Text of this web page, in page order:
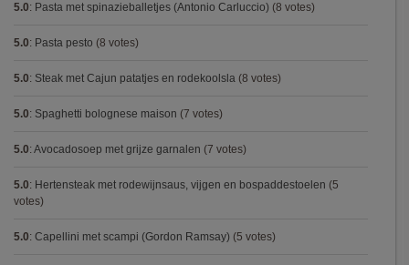
5.0: Pasta met spinazieballetjes (Antonio Carluccio) (8 votes)
5.0: Pasta pesto (8 votes)
5.0: Steak met Cajun patatjes en rodekoolsla (8 votes)
5.0: Spaghetti bolognese maison (7 votes)
5.0: Avocadosoep met grijze garnalen (7 votes)
5.0: Hertensteak met rodewijnsaus, vijgen en bospaddestoelen (5
votes)
5.0: Capellini met scampi (Gordon Ramsay) (5 votes)